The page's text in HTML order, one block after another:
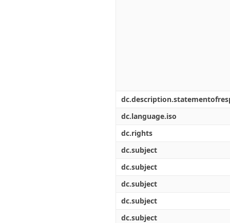
dc.language.iso
dc.rights
dc.subject
dc.subject
dc.subject
dc.subject
dc.subject